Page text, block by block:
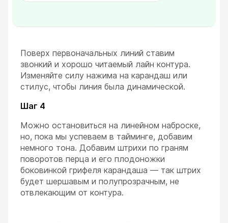
Поверх первоначальных линий ставим
звонкий и хорошо читаемый лайн контура.
Изменяйте силу нажима на карандаш или
стилус, чтобы линия была динамической.
Шаг 4
Можно остановиться на линейном наброске,
но, пока мы успеваем в тайминге, добавим
немного тона. Добавим штрихи по граням
поворотов перца и его плодоножки
боковинкой грифеля карандаша — так штрих
будет шершавым и полупрозрачным, не
отвлекающим от контура.